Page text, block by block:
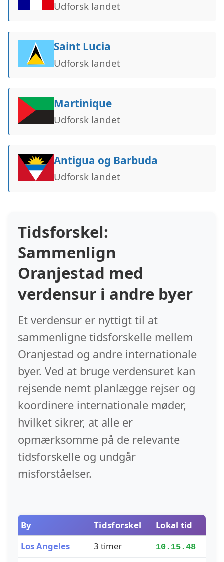
Udforsk landet
Saint Lucia
Udforsk landet
Martinique
Udforsk landet
Antigua og Barbuda
Udforsk landet
Tidsforskel:
Sammenlign
Oranjestad med
verdensur i andre byer
Et verdensur er nyttigt til at
sammenligne tidsforskelle mellem
Oranjestad og andre internationale
byer. Ved at bruge verdensuret kan
rejsende nemt planlægge rejser og
koordinere internationale møder,
hvilket sikrer, at alle er
opmærksomme på de relevante
tidsforskelle og undgår
misforståelser.
By Tidsforskel
Lokal tid
Los Angeles
3 timer 10.15.49